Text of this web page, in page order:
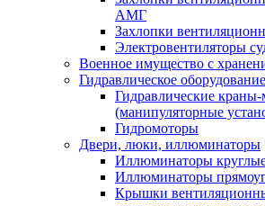
АМГ
Захлопки
Электровентиляторы
Военное имущество с
Гидравлическое оборудование
Гидравлические
(манипуляторные
Гидромоторы
Двери, люки, иллюминаторы
Иллюминаторы
Иллюминаторы
Крышки